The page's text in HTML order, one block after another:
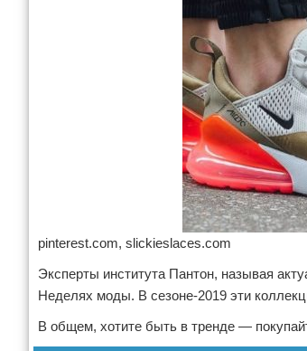
pinterest.com, slickieslaces.com
Эксперты института Пантон, называя
Неделях моды. В сезоне-2019 эти
В общем, хотите быть в тренде —